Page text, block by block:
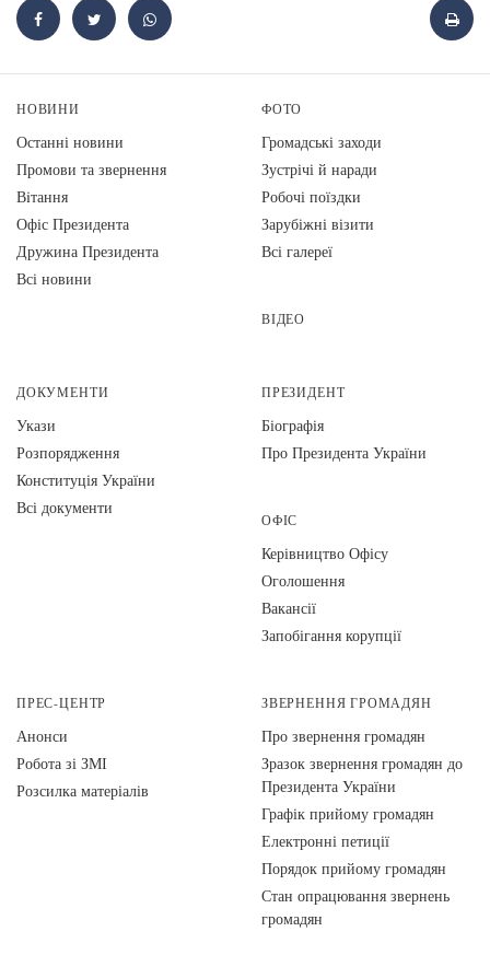
НОВИНИ
Останні новини
Промови та звернення
Вiтання
Офіс Президента
Дружина Президента
Всі новини
ФОТО
Громадські заходи
Зустрічі й наради
Робочі поїздки
Зарубіжні візити
Всі галереї
ВІДЕО
ДОКУМЕНТИ
Укази
Розпорядження
Конституція України
Всі документи
ПРЕЗИДЕНТ
Біографія
Про Президента України
ОФІС
Керівництво Офісу
Оголошення
Вакансії
Запобігання корупції
ПРЕС-ЦЕНТР
Анонси
Робота зі ЗМІ
Розсилка матеріалів
ЗВЕРНЕННЯ ГРОМАДЯН
Про звернення громадян
Зразок звернення громадян до
Президента України
Графік прийому громадян
Електронні петиції
Порядок прийому громадян
Стан опрацювання звернень
громадян